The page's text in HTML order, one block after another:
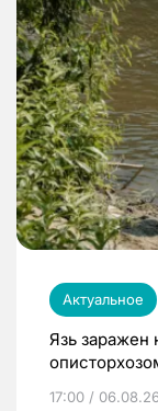
Актуальное
Язь заражен
17:00 / 06.08.26